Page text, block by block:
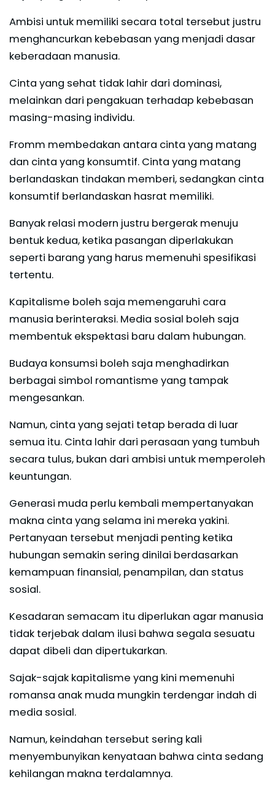
Ambisi untuk memiliki secara total tersebut justru
menghancurkan kebebasan yang menjadi dasar
keberadaan manusia.
Cinta yang sehat tidak lahir dari dominasi,
melainkan dari pengakuan terhadap kebebasan
masing-masing individu.
Fromm membedakan antara cinta yang matang
dan cinta yang konsumtif. Cinta yang matang
berlandaskan tindakan memberi, sedangkan cinta
konsumtif berlandaskan hasrat memiliki.
Banyak relasi modern justru bergerak menuju
bentuk kedua, ketika pasangan diperlakukan
seperti barang yang harus memenuhi spesifikasi
tertentu.
Kapitalisme boleh saja memengaruhi cara
manusia berinteraksi. Media sosial boleh saja
membentuk ekspektasi baru dalam hubungan.
Budaya konsumsi boleh saja menghadirkan
berbagai simbol romantisme yang tampak
mengesankan.
Namun, cinta yang sejati tetap berada di luar
semua itu. Cinta lahir dari perasaan yang tumbuh
secara tulus, bukan dari ambisi untuk memperoleh
keuntungan.
Generasi muda perlu kembali mempertanyakan
makna cinta yang selama ini mereka yakini.
Pertanyaan tersebut menjadi penting ketika
hubungan semakin sering dinilai berdasarkan
kemampuan finansial, penampilan, dan status
sosial.
Kesadaran semacam itu diperlukan agar manusia
tidak terjebak dalam ilusi bahwa segala sesuatu
dapat dibeli dan dipertukarkan.
Sajak-sajak kapitalisme yang kini memenuhi
romansa anak muda mungkin terdengar indah di
media sosial.
Namun, keindahan tersebut sering kali
menyembunyikan kenyataan bahwa cinta sedang
kehilangan makna terdalamnya.